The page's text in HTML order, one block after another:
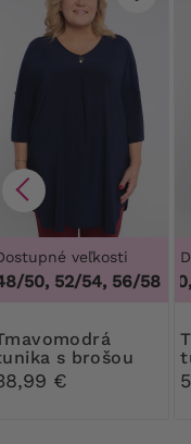
veľkosti
50, 52/54, 56/58
s brošou
€
48, 50,
Tmavomodrá